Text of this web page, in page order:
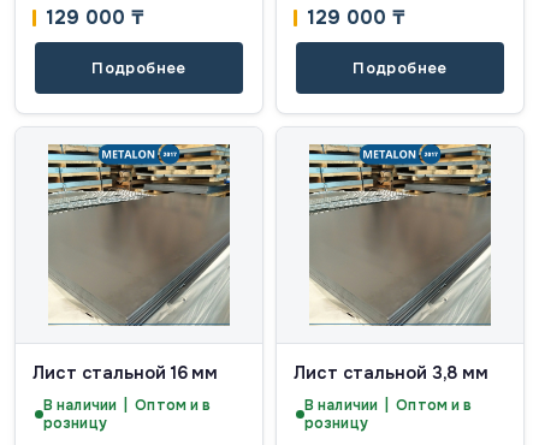
129 000 ₸
Подробнее
129 000 ₸
Подробнее
Лист стальной 16 мм
В наличии | Оптом и в
розницу
Лист стальной 3,8 мм
В наличии | Оптом и в
розницу